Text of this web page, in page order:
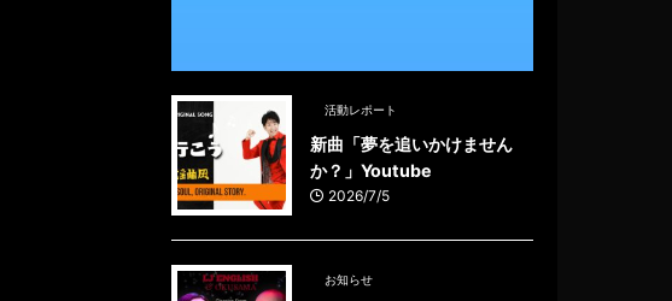
活動レポート
新曲「夢を追いかけません
か？」Youtube
2026/7/5
お知らせ